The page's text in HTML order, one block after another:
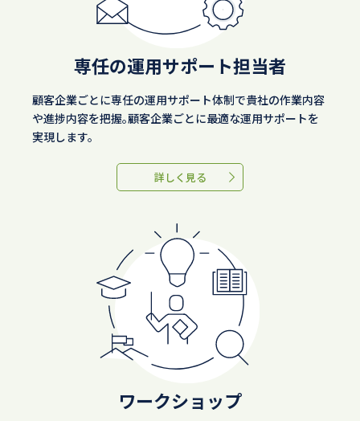
専任の運用サポート担当者
顧客企業ごとに専任の運用サポート体制で貴社の作業内容
や進捗内容を把握。顧客企業ごとに最適な運用サポートを
実現します。
詳しく見る
ワークショップ